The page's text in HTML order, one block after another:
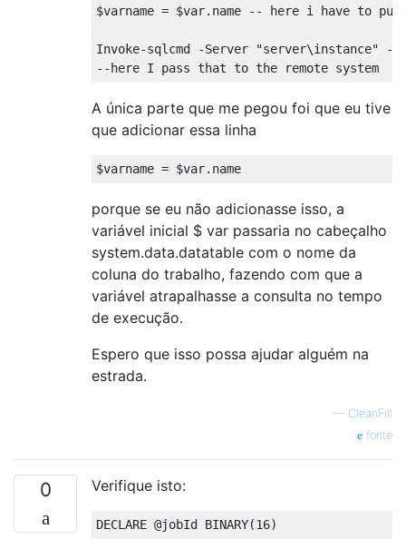
$varname = $var. name -- here i have to
Invoke-sqlcmd -Server "server\instance" -
-- here I pass that to the remote system
A única parte que me pegou foi que eu tive
que adicionar essa linha
$varname = $var.name
porque se eu não adicionasse isso, a
variável inicial $ var passaria no cabeçalho
system.data.datatable com o nome da
coluna do trabalho, fazendo com que a
variável atrapalhasse a consulta no tempo
de execução.
Espero que isso possa ajudar alguém na
estrada.
— CleanFill
fonte
0 Verifique isto:
DECLARE @jobId BINARY(16)